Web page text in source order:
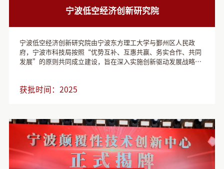
宁波低空经济创新研究院
宁波低空经济创新研究院由宁波东方理工大学与鄞州区人民政
府，宁波市科技局按照“优势互补、互惠共赢、务实合作、共同
发展”的原则共同成立建设，旨在深入实施创新驱动发展战略，
业、区位、政策等优势以及宁波东方理工大学在科学研究、人才
市低空经济人才引育高地、科技创新高地、技术服务高地和产业
获批时间：2025